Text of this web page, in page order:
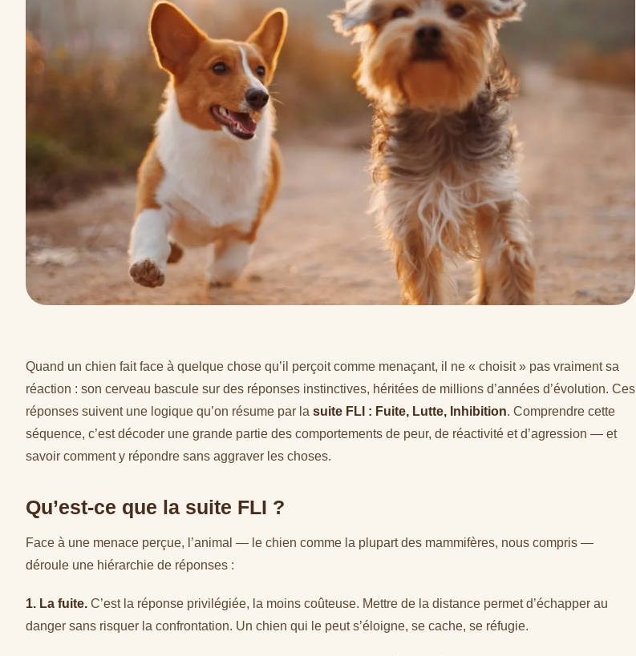
Quand un chien fait face à quelque chose qu’il perçoit comme menaçant, il ne « choisit » pas vraiment sa
réaction : son cerveau bascule sur des réponses instinctives, héritées de millions d’années d’évolution. Ces
réponses suivent une logique qu’on résume par la suite FLI : Fuite, Lutte, Inhibition. Comprendre cette
séquence, c’est décoder une grande partie des comportements de peur, de réactivité et d’agression — et
savoir comment y répondre sans aggraver les choses.
Qu’est-ce que la suite FLI ?
Face à une menace perçue, l’animal — le chien comme la plupart des mammifères, nous compris —
déroule une hiérarchie de réponses :
1. La fuite. C’est la réponse privilégiée, la moins coûteuse. Mettre de la distance permet d’échapper au
danger sans risquer la confrontation. Un chien qui le peut s’éloigne, se cache, se réfugie.